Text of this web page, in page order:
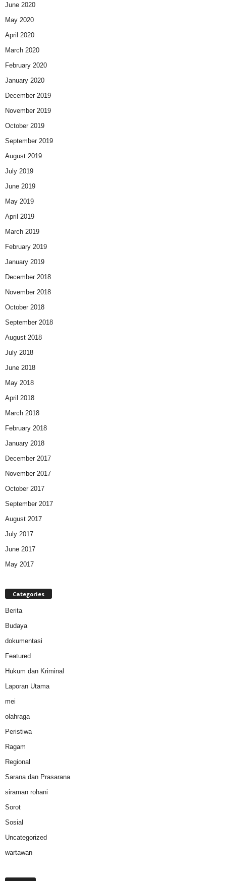
June 2020
May 2020
April 2020
March 2020
February 2020
January 2020
December 2019
November 2019
October 2019
September 2019
August 2019
July 2019
June 2019
May 2019
April 2019
March 2019
February 2019
January 2019
December 2018
November 2018
October 2018
September 2018
August 2018
July 2018
June 2018
May 2018
April 2018
March 2018
February 2018
January 2018
December 2017
November 2017
October 2017
September 2017
August 2017
July 2017
June 2017
May 2017
Categories
Berita
Budaya
dokumentasi
Featured
Hukum dan Kriminal
Laporan Utama
mei
olahraga
Peristiwa
Ragam
Regional
Sarana dan Prasarana
siraman rohani
Sorot
Sosial
Uncategorized
wartawan